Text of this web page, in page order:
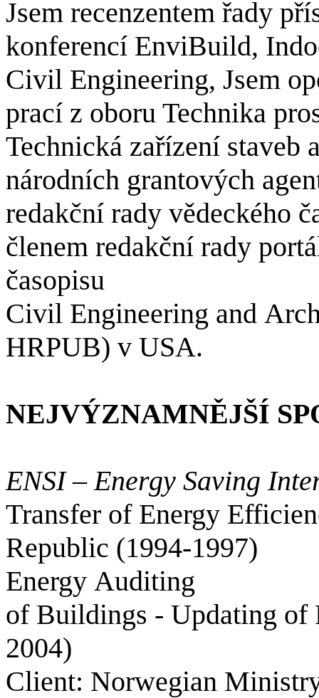
Jsem recenzentem řady
konferencí EnviBuild,
Civil Engineering, Jsem
prací z oboru Technika
Technická zařízení staveb
národních grantových
redakční rady vědeckého
členem redakční rady
časopisu
Civil Engineering and
HRPUB) v USA.
NEJVÝZNAMNĚJŠÍ
ENSI –Energy Saving
Transfer of Energy
Republic (1994-1997)
Energy Auditing
of Buildings - Updating of
2004)
Client: Norwegian